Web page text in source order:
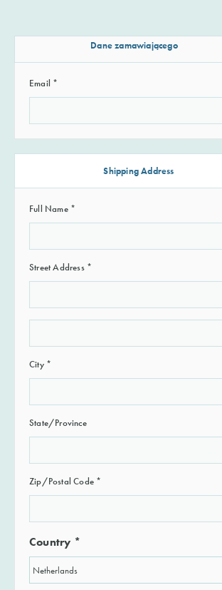
Dane zamawiającego
Email *
Shipping Address
Full Name *
Street Address *
City *
State/Province
Zip/Postal Code *
Country *